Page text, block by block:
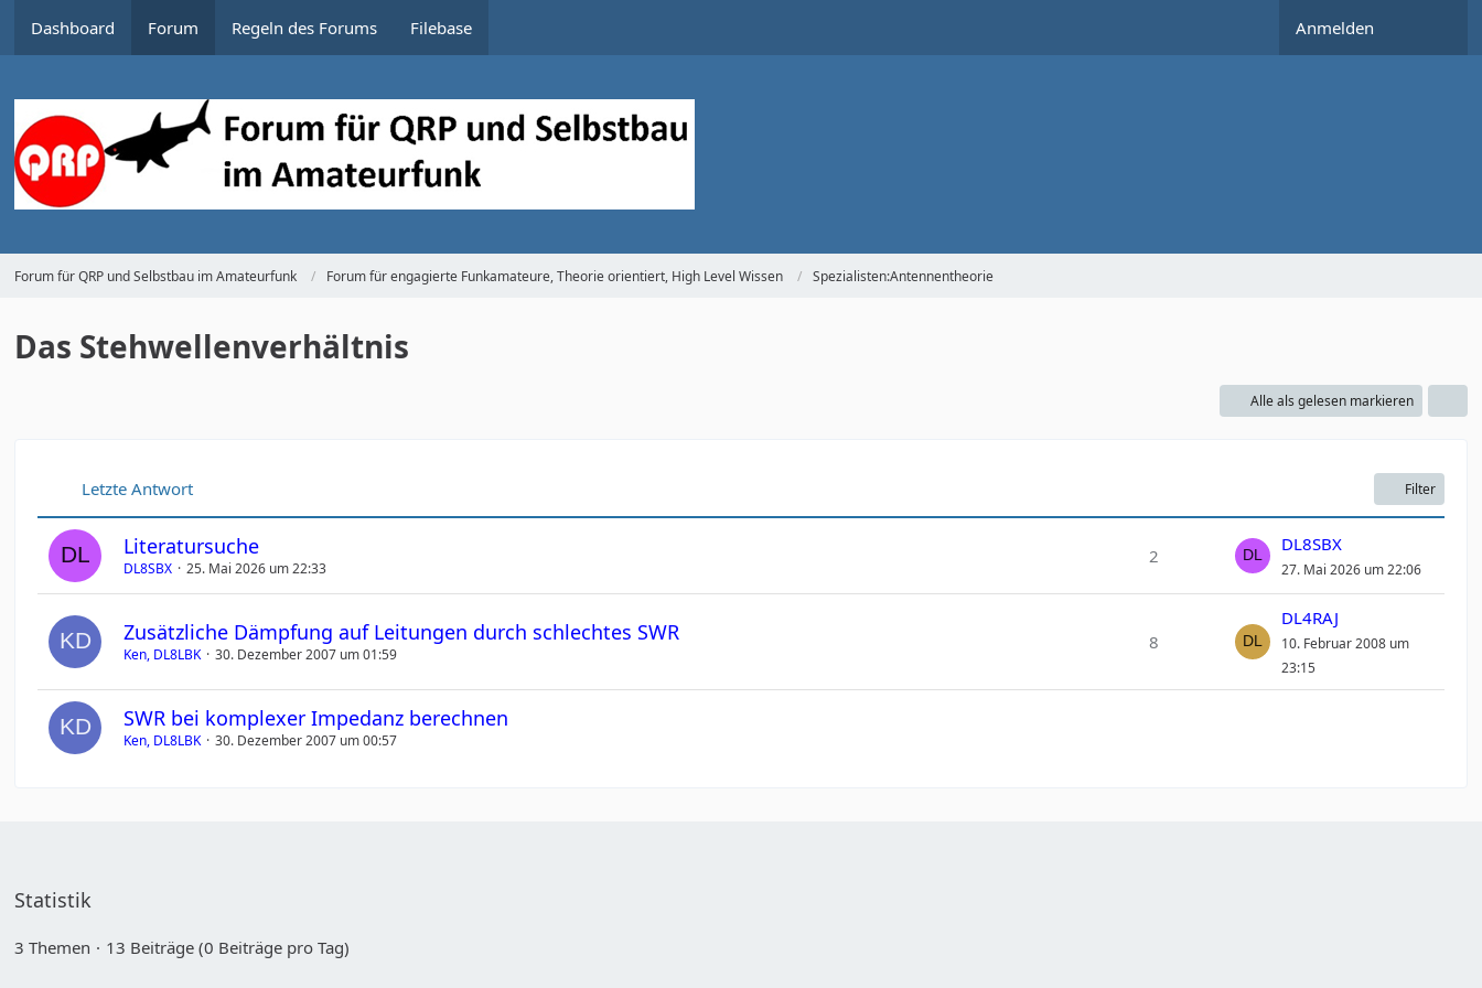
Dashboard Forum Regeln des Forums Filebase Anmelden
Forum für QRP und Selbstbau im Amateurfunk Forum für engagierte Funkamateure, Theorie orientiert, High Level Wissen Spezialisten:Antennentheorie
Das Stehwellenverhältnis
Alle als gelesen markieren
Letzte Antwort Filter
Literatursuche
DL8SBX 25. Mai 2026 um 22:33
2
DL8SBX
27. Mai 2026 um 22:06
Zusätzliche Dämpfung auf Leitungen durch schlechtes SWR
Ken, DL8LBK 30. Dezember 2007 um 01:59
8
DL4RAJ
10. Februar 2008 um
23:15
SWR bei komplexer Impedanz berechnen
Ken, DL8LBK 30. Dezember 2007 um 00:57
Statistik
3 Themen 13 Beiträge (0 Beiträge pro Tag)